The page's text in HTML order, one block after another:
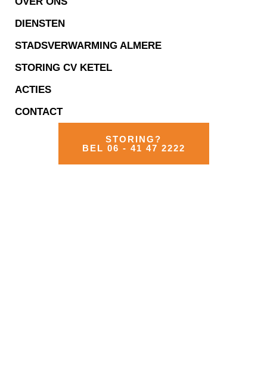
DIENSTEN
STADSVERWARMING ALMERE
STORING CV KETEL
ACTIES
CONTACT
STORING?
BEL 06 - 41 47 2222